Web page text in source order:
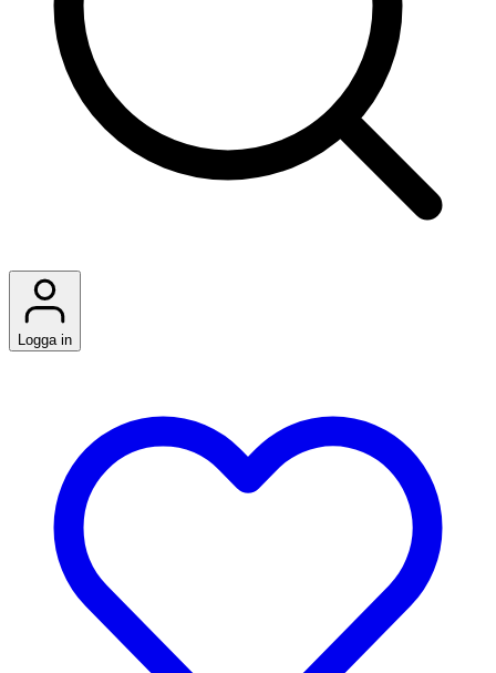
Logga in